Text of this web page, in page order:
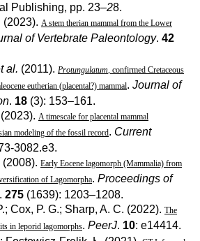
Publishing, pp. 23–28.
(2023). A stem therian mammal from the Lower
of Vertebrate Paleontology. 42
al. (2011). Protungulatum , confirmed Cretaceous
eutherian (placental?) mammal. Journal of
. 18 (3): 153–161.
(2023). A timescale for placental mammal
modeling of the fossil record. Current
3082.e3.
(2008). Early Eocene lagomorph (Mammalia) from
of Lagomorpha. Proceedings of
. 275 (1639): 1203–1208.
Cox, P. G.; Sharp, A. C. (2022). The
in leporid lagomorphs. PeerJ. 10: e14414.